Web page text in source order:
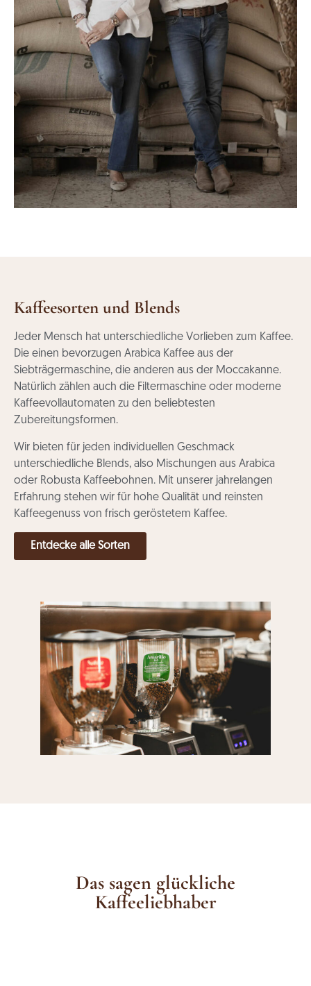
Kaffeesorten und Blends
Jeder Mensch hat unterschiedliche Vorlieben zum Kaffee.
Die einen bevorzugen Arabica Kaffee aus der
Siebträgermaschine, die anderen aus der Moccakanne.
Natürlich zählen auch die Filtermaschine oder moderne
Kaffeevollautomaten zu den beliebtesten
Zubereitungsformen.
Wir bieten für jeden individuellen Geschmack
unterschiedliche Blends, also Mischungen aus Arabica
oder Robusta Kaffeebohnen. Mit unserer jahrelangen
Erfahrung stehen wir für hohe Qualität und reinsten
Kaffeegenuss von frisch geröstetem Kaffee.
Entdecke alle Sorten
Das sagen glückliche
Kaffeeliebhaber